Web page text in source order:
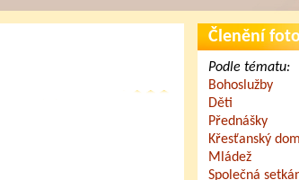
Členění
Podle tématu:
Bohoslužby
Děti
Přednášky
Křesťanský
Mládež
Společná